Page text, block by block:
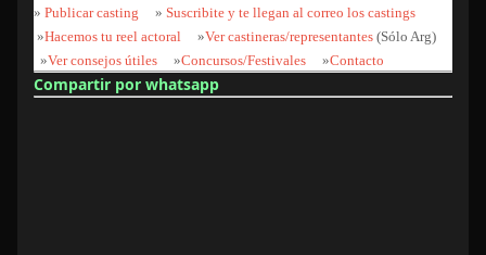
» Publicar casting » Suscribite y te llegan al correo los castings
»Hacemos tu reel actoral »Ver castineras/representantes (Sólo Arg)
»Ver consejos útiles »Concursos/Festivales »Contacto
Compartir por whatsapp